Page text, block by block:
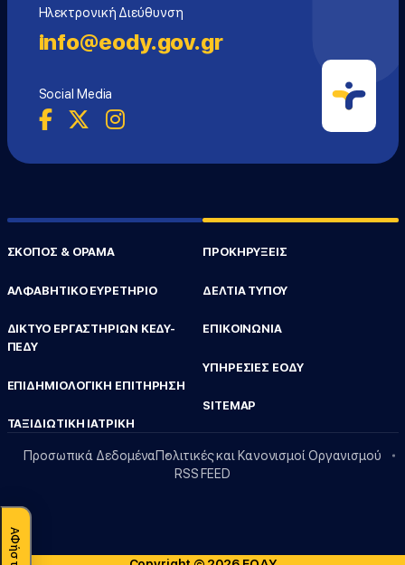
Ηλεκτρονική Διεύθυνση
info@eody.gov.gr
Social Media
ΣΚΟΠΟΣ & ΟΡΑΜΑ
ΑΛΦΑΒΗΤΙΚΟ ΕΥΡΕΤΗΡΙΟ
ΔΙΚΤΥΟ ΕΡΓΑΣΤΗΡΙΩΝ ΚΕΔΥ-
ΠΕΔΥ
ΕΠΙΔΗΜΙΟΛΟΓΙΚΗ ΕΠΙΤΗΡΗΣΗ
ΤΑΞΙΔΙΩΤΙΚΗ ΙΑΤΡΙΚΗ
ΠΡΟΚΗΡΥΞΕΙΣ
ΔΕΛΤΙΑ ΤΥΠΟΥ
ΕΠΙΚΟΙΝΩΝΙΑ
ΥΠΗΡΕΣΙΕΣ ΕΟΔΥ
SITEMAP
Προσωπικά ΔεδομέναΠολιτικές και Κανονισμοί Οργανισμού
RSS FEED